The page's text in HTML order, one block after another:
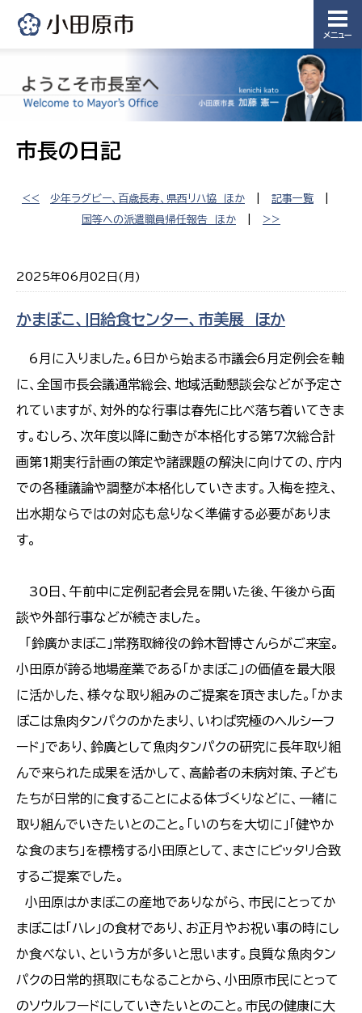
メニュー
市長の日記
<< 少年ラグビー、百歳長寿、県西リハ協 ほか 記事一覧
国等への派遣職員帰任報告 ほか
>>
2025年06月02日(月)
かまぼこ、旧給食センター、市美展 ほか
6月に入りました。6日から始まる市議会6月定例会を軸
に、全国市長会議通常総会、地域活動懇談会などが予定さ
れていますが、対外的な行事は春先に比べ落ち着いてきま
す。むしろ、次年度以降に動きが本格化する第7次総合計
画第1期実行計画の策定や諸課題の解決に向けての、庁内
での各種議論や調整が本格化していきます。入梅を控え、
出水期ならではの対応も怠りなく準備する必要がありま
す。
30日、午前中に定例記者会見を開いた後、午後から面
談や外部行事などが続きました。
「鈴廣かまぼこ」常務取締役の鈴木智博さんらがご来室。
小田原が誇る地場産業である「かまぼこ」の価値を最大限
に活かした、様々な取り組みのご提案を頂きました。「かま
ぼこは魚肉タンパクのかたまり、いわば究極のヘルシーフ
ード」であり、鈴廣として魚肉タンパクの研究に長年取り組
んで来られた成果を活かして、高齢者の未病対策、子ども
たちが日常的に食することによる体づくりなどに、一緒に
取り組んでいきたいとのこと。「いのちを大切に」「健やか
な食のまち」を標榜する小田原として、まさにピッタリ合致
するご提案でした。
小田原はかまぼこの産地でありながら、市民にとってか
まぼこは「ハレ」の食材であり、お正月やお祝い事の時にし
か食べない、という方が多いと思います。良質な魚肉タン
パクの日常的摂取にもなることから、小田原市民にとって
のソウルフードにしていきたいとのこと。市民の健康に大